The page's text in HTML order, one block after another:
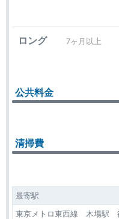
ロング 7ヶ月以上
公共料金
清掃費
最寄駅
東京メトロ東西線 木場駅